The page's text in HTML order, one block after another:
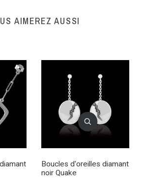
AIMEREZ AUSSI
Boucles d'oreilles diamant
noir Quake